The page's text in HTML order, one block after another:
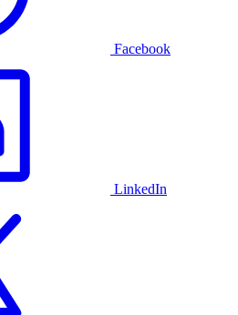
Facebook
LinkedIn